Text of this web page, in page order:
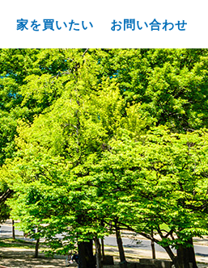
家を買いたい お問い合わせ